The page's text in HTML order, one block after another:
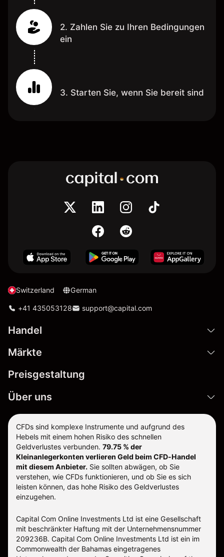
2. Zahlen Sie zu Ihren Bedingungen
ein
3. Starten Sie, wenn Sie bereit sind
Switzerland German
+41 435053128 support@capital.com
Handel
Märkte
Preisgestaltung
Über uns
CFDs sind komplexe Instrumente und aufgrund des
Hebels mit einem hohen Risiko des schnellen
Geldverlustes verbunden. 79.75 % der
Kleinanlegerkonten verlieren Geld beim CFD-Handel
mit diesem Anbieter. Sie sollten abwägen, ob Sie
verstehen, wie CFDs funktionieren, und ob Sie es sich
leisten können, das hohe Risiko des Geldverlustes
einzugehen.
Capital Com Online Investments Ltd ist eine Gesellschaft
mit beschränkter Haftung mit der Unternehmensnummer
209236B. Capital Com Online Investments Ltd ist ein im
Commonwealth der Bahamas eingetragenes